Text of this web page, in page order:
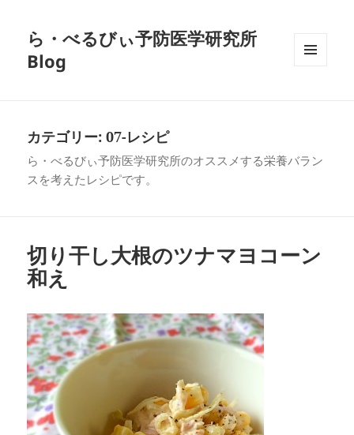
ら・べるびぃ予防医学研究所
Blog
カテゴリー:07-レシピ
ら・べるびぃ予防医学研究所のオススメする栄養バラン
スを考えたレシピです。
切り干し大根のツナマヨコーン
和え